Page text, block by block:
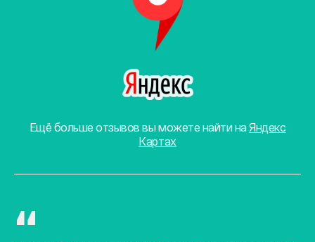
Ещё больше отзывов вы можете найти наЯндекс
Картах